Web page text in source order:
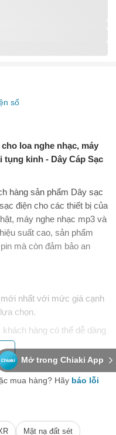
Mở trong Chiaki App
số
loa nghe nhạc, máy
tụng kinh - Dây Cáp Sạc
hàng sản phẩm Dây sạc
điện cho các thiết bị của
máy nghe nhạc mp3 và
suất cao, sản phẩm
mà còn đảm bảo an
mới nhất với mức giá cạnh
chọn.
hàng có thể dễ dàng
khi sản phẩm gặp vấn đề
hình ảnh mô tả.
lòng giải quyết mọi thắc
mua hàng? Hãy báo lỗi
Mặt nạ đất sét